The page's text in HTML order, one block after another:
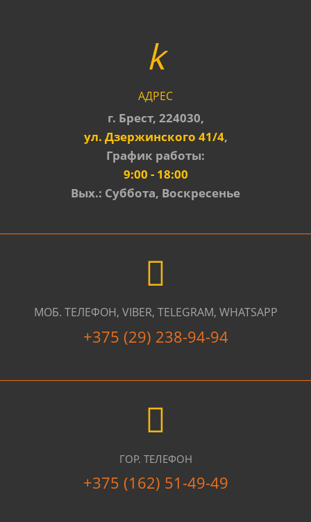
АДРЕС
г. Брест, 224030,
ул. Дзержинского 41/4,
График работы:
9:00 - 18:00
Вых.: Суббота, Воскресенье
МОБ. ТЕЛЕФОН, VIBER, TELEGRAM, WHATSAPP
+375 (29) 238-94-94
ГОР. ТЕЛЕФОН
+375 (162) 51-49-49